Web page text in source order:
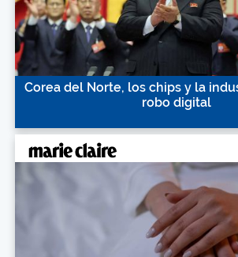
Corea del Norte, los chips y la
robo digital